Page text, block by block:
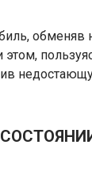
обменяв